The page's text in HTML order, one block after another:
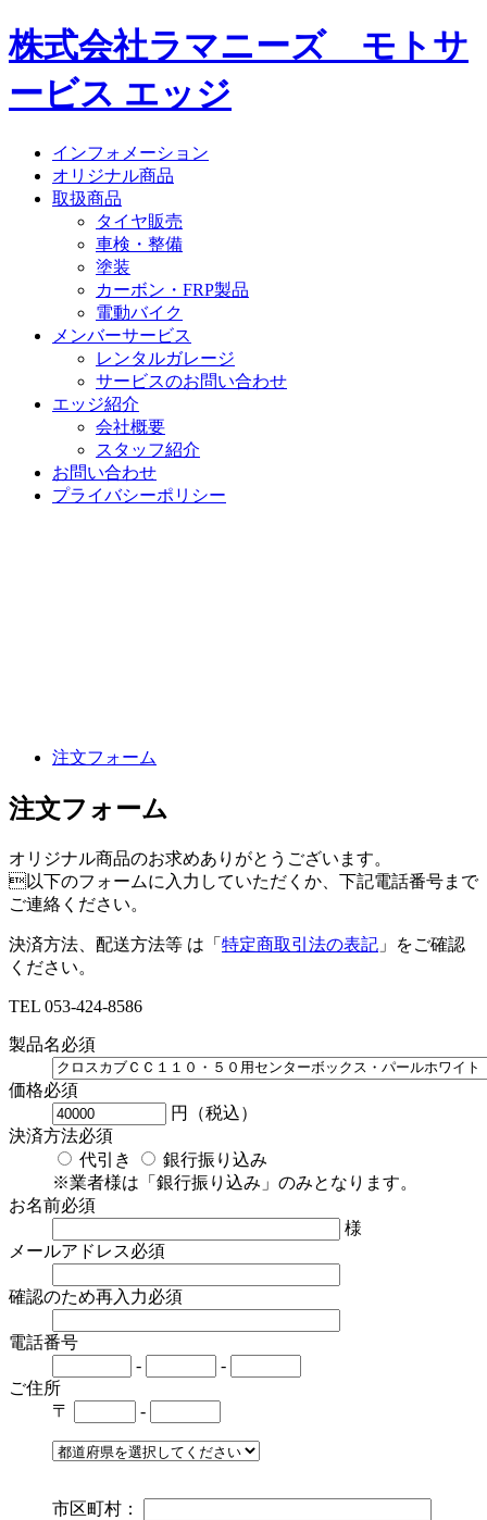
株式会社ラマニーズ モトサ
ービス エッジ
インフォメーション
オリジナル商品
取扱商品
タイヤ販売
車検・整備
塗装
カーボン・FRP製品
電動バイク
メンバーサービス
レンタルガレージ
サービスのお問い合わせ
エッジ紹介
会社概要
スタッフ紹介
お問い合わせ
プライバシーポリシー
注文フォーム
注文フォーム
オリジナル商品のお求めありがとうございます。
以下のフォームに入力していただくか、下記電話番号まで
ご連絡ください。
決済方法、配送方法等 は「 特定商取引法の表記 」をご確認
ください。
TEL 053-424-8586
製品名必須
価格必須
円（税込）
決済方法必須
代引き
銀行振り込み
※業者様は「銀行振り込み」のみとなります。
お名前必須
様
メールアドレス必須
確認のため再入力必須
電話番号
-
-
ご住所
〒
-
市区町村：